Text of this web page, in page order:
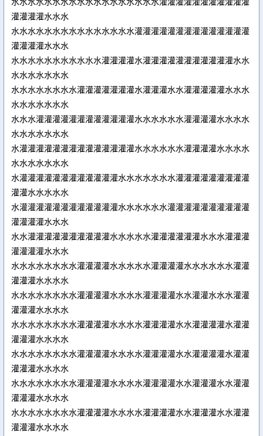
灌灌灌灌水水水
水水水水水水水水水水水水水水水灌灌灌灌灌灌灌灌灌灌灌灌灌灌
灌灌灌灌水水水
水水水水水水水水水水水灌灌灌灌水灌灌灌灌灌灌灌灌灌灌灌水水
水水水水水水水
水水水水水水水水灌灌灌灌灌灌灌水灌灌灌水水灌灌灌灌灌水水水
水水水水水水水
水水水灌灌灌灌灌灌灌灌灌灌灌灌水水水水水水灌灌灌灌水水水水
水水水水水水水
水灌灌灌灌灌灌灌灌灌灌灌灌灌灌水水水水水水灌灌灌灌水水水水
水水水水水水水
水灌灌灌灌灌灌灌灌灌灌灌灌水水水水水水水灌灌灌灌灌灌灌灌灌
灌灌水水水水水
水灌灌灌灌灌灌灌灌灌灌灌灌水水水水水水灌灌灌灌灌灌灌灌灌灌
灌灌灌灌水水水
水水灌灌灌灌灌灌灌灌灌灌水水水水水灌灌灌灌灌灌水水水灌灌灌
灌灌灌灌水水水
水水水水水水水水灌灌灌灌水水水水水灌灌灌灌水水水水水水灌灌
灌灌灌水水水水
水水水水水水水水灌灌灌灌水水水水灌灌灌灌水水灌灌水水水灌灌
灌灌灌水水水水
水水水水水水水水灌灌灌灌水水水水灌灌灌灌水水灌灌灌灌水灌灌
灌灌灌水水水水
水水水水水水水水灌灌灌灌水水水水灌灌灌灌水水灌灌灌灌水灌灌
灌灌灌水水水水
水水水水水水水水灌灌灌灌水水水水灌灌灌灌水水灌灌灌水水灌灌
灌灌灌水水水水
水水水水水水水水灌灌灌灌水水水水灌灌灌灌水水灌灌灌水水灌灌
灌灌灌水水水水